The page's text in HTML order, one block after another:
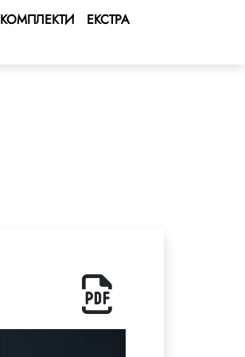
КОМПЛЕКТИ
ЕКСТРА